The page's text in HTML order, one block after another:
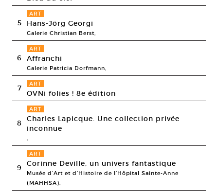
5
ART
Hans-Jörg Georgi
Galerie Christian Berst,
6
ART
Affranchi
Galerie Patricia Dorfmann,
7 ART
OVNi folies ! 8e édition
8
ART
Charles Lapicque. Une collection privée
inconnue
,
9
ART
Corinne Deville, un univers fantastique
Musée d’Art et d’Histoire de l’Hôpital Sainte-Anne
(MAHHSA),